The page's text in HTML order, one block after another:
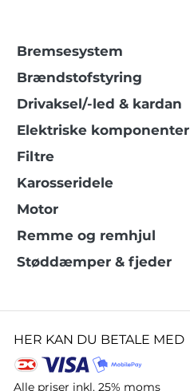
Bremsesystem
Brændstofstyring
Drivaksel/-led & kardan
Elektriske komponenter
Filtre
Karosseridele
Motor
Remme og remhjul
Støddæmper & fjeder
HER KAN DU BETALE MED
Alle priser inkl. 25% moms